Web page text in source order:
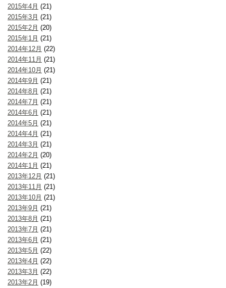
2015年4月 (21)
2015年3月 (21)
2015年2月 (20)
2015年1月 (21)
2014年12月 (22)
2014年11月 (21)
2014年10月 (21)
2014年9月 (21)
2014年8月 (21)
2014年7月 (21)
2014年6月 (21)
2014年5月 (21)
2014年4月 (21)
2014年3月 (21)
2014年2月 (20)
2014年1月 (21)
2013年12月 (21)
2013年11月 (21)
2013年10月 (21)
2013年9月 (21)
2013年8月 (21)
2013年7月 (21)
2013年6月 (21)
2013年5月 (22)
2013年4月 (22)
2013年3月 (22)
2013年2月 (19)